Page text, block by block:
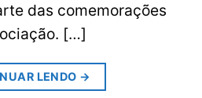
das comemorações
[…]
LENDO →